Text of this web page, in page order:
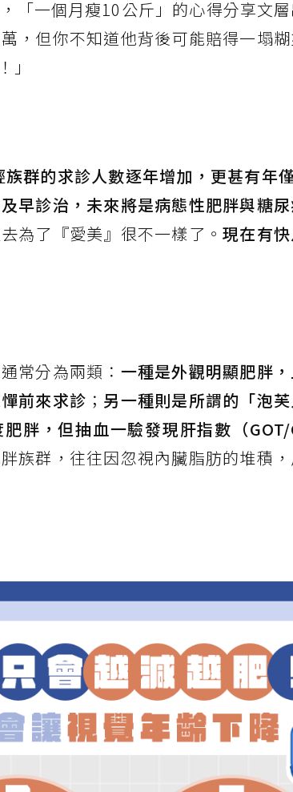
「一個月瘦10公斤」的心得分享文
，但你不知道他背後可能賠得一塌
！」
群的求診人數逐年增加，更甚有年
早診治，未來將是病態性肥胖與糖
為了『愛美』很不一樣了。現在有
常分為兩類： 一種是外觀明顯肥胖
前來求診 ； 另一種則是所謂的「泡
胖，但抽血一驗發現肝指數（
族群，往往因忽視內臟脂肪的堆積